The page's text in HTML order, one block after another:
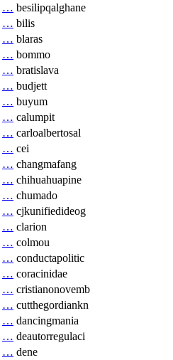
… besilipqalghane
… bilis
… blaras
… bommo
… bratislava
… budjett
… buyum
… calumpit
… carloalbertosal
… cei
… changmafang
… chihuahuapine
… chumado
… cjkunifiedideog
… clarion
… colmou
… conductapolitic
… coracinidae
… cristianonovemb
… cutthegordiankn
… dancingmania
… deautorregulaci
… dene